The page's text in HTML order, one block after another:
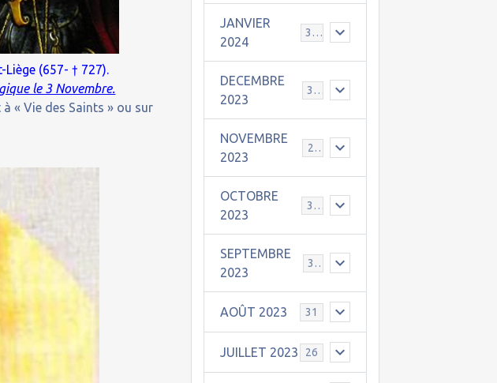
(657- † 727).
le 3 Novembre.
« Vie des Saints » ou sur
JANVIER
2024
30
DECEMBRE
2023
31
NOVEMBRE
2023
24
OCTOBRE
2023
31
SEPTEMBRE
2023
30
AOÛT 2023 31
JUILLET 2023 26